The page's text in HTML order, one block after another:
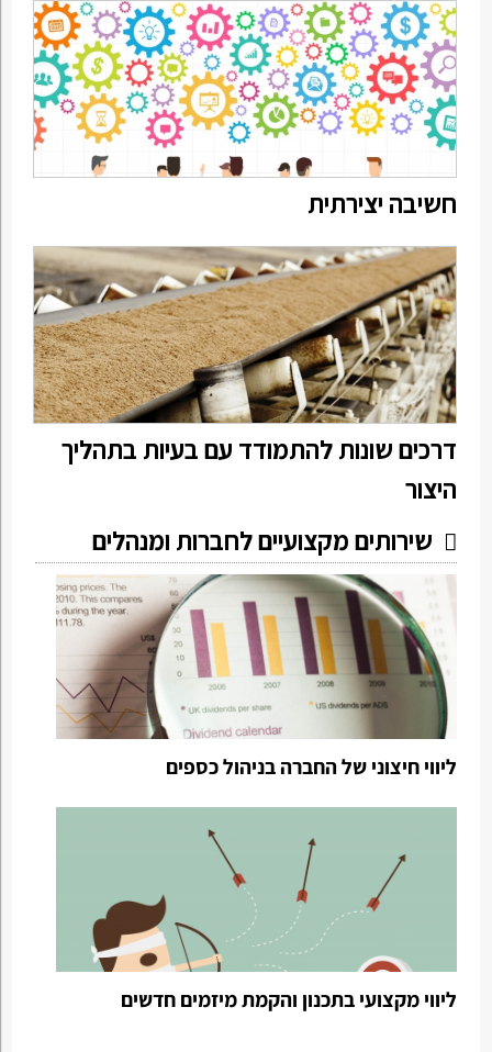
חשיבה יצירתית
דרכים שונות להתמודד עם בעיות בתהליך
היצור
שירותים מקצועיים לחברות ומנהלים
ליווי חיצוני של החברה בניהול כספים
ליווי מקצועי בתכנון והקמת מיזמים חדשים